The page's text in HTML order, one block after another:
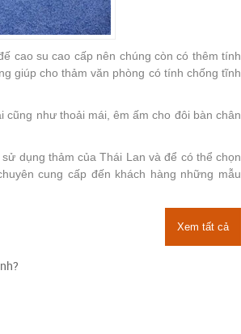
cao su cao cấp nên chúng còn có thêm tính
giúp cho thảm văn phòng có tính chống tĩnh
như thoải mái, êm ấm cho đôi bàn chân
dụng thảm của Thái Lan và để có thể chọn
cung cấp đến khách hàng những mẫu
Xem tất cả